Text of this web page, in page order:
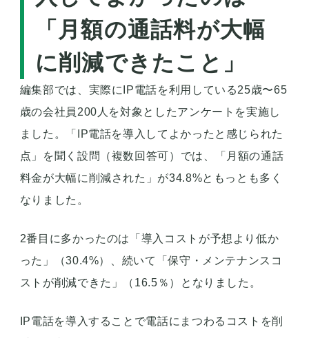
「月額の通話料が大幅
に削減できたこと」
編集部では、実際にIP電話を利用している25歳〜65
歳の会社員200人を対象としたアンケートを実施し
ました。「IP電話を導入してよかったと感じられた
点」を聞く設問（複数回答可）では、「月額の通話
料金が大幅に削減された」が34.8%ともっとも多く
なりました。
2番目に多かったのは「導入コストが予想より低か
った」（30.4%）、続いて「保守・メンテナンスコ
ストが削減できた」（16.5％）となりました。
IP電話を導入することで電話にまつわるコストを削